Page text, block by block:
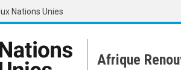
Nations Unies
Afrique